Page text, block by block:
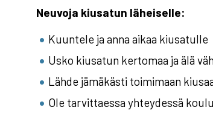
Neuvoja kiusatun läheiselle:
Kuuntele ja anna aikaa kiusatulle
Usko kiusatun kertomaa ja älä
Lähde jämäkästi toimimaan
Ole tarvittaessa yhteydessä